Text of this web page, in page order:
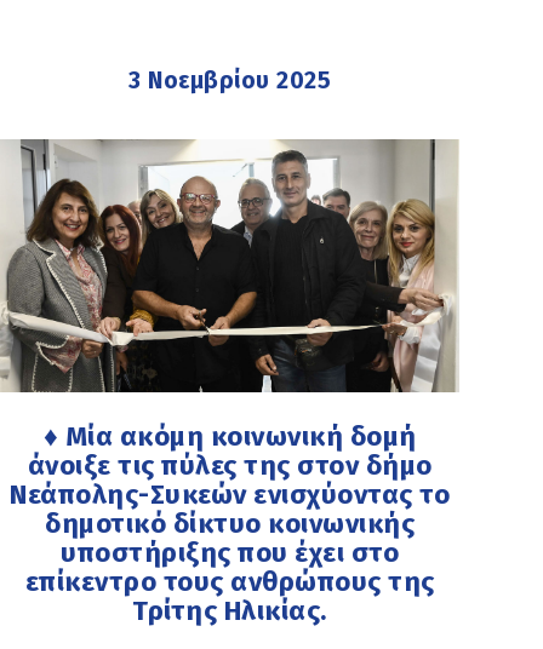
3 Νοεμβρίου 2025
♦ Μία ακόμη κοινωνική δομή
άνοιξε τις πύλες της στον δήμο
Νεάπολης-Συκεών ενισχύοντας το
δημοτικό δίκτυο κοινωνικής
υποστήριξης που έχει στο
επίκεντρο τους ανθρώπους της
Τρίτης Ηλικίας.